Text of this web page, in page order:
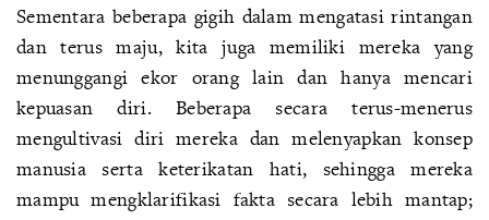
Sementara beberapa gigih dalam mengatasi rintangan
dan terus maju, kita juga memiliki mereka yang
menunggangi ekor orang lain dan hanya mencari
kepuasan diri. Beberapa secara terus-menerus
mengultivasi diri mereka dan melenyapkan konsep
manusia serta keterikatan hati, sehingga mereka
mampu mengklarifikasi fakta secara lebih mantap;